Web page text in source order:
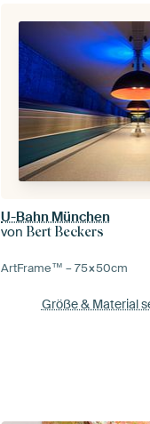
U-Bahn München
vonBert Beckers
ArtFrame™ –75×50cm
Größe & Material